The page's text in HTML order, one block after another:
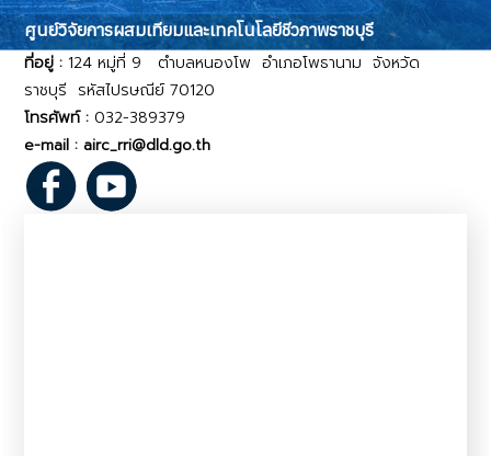
ศูนย์วิจัยการผสมเทียมและเทคโนโลยีชีวภาพราชบุรี
ที่อยู่ :124 หมู่ที่ 9 ตำบลหนองโพ อำเภอโพธานาม จังหวัด
ราชบุรี รหัสไปรษณีย์ 70120
โทรศัพท์ : 032-389379
e-mail : airc_rri@dld.go.th